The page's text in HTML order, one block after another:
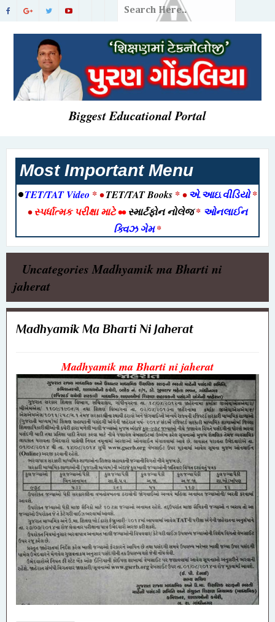
Biggest Educational Portal
Most Important Menu
•TET/TAT Video * •TET/TAT Books * •એ.આઇ.વીડિયો*
•સ્પર્ધાત્મક પરીક્ષા માટે••સ્માર્ટફોન નોલેજ* ઓનલાઈન
ક્વિઝ ગેમ*
Uncategories Madhyamik ma Bharti ni
jaherat
Madhyamik Ma Bharti Ni Jaherat
Madhyamik ma Bharti ni jaherat